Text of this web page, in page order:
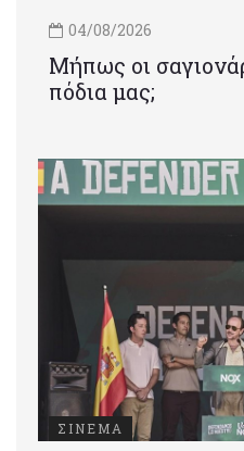
04/08/2026
Μήπως οι
πόδια μας;
ΣΙΝΕΜΑ